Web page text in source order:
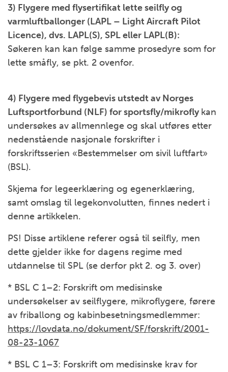
3) Flygere med flysertifikat lette seilfly og
varmluftballonger (LAPL – Light Aircraft Pilot
Licence), dvs. LAPL(S), SPL eller LAPL(B):
Søkeren kan kan følge samme prosedyre som for
lette småfly, se pkt. 2 ovenfor.
4) Flygere med flygebevis utstedt av Norges
Luftsportforbund (NLF) for sportsfly/mikroflykan
undersøkes av allmennlege og skal utføres etter
nedenstående nasjonale forskrifter i
forskriftsserien «Bestemmelser om sivil luftfart»
(BSL).
Skjema for legeerklæring og egenerklæring,
samt omslag til legekonvolutten, finnes nedert i
denne artikkelen.
PS! Disse artiklene referer også til seilfly, men
dette gjelder ikke for dagens regime med
utdannelse til SPL (se derfor pkt 2. og 3. over)
* BSL C 1–2: Forskrift om medisinske
undersøkelser av seilflygere, mikroflygere, førere
av friballong og kabinbesetningsmedlemmer:
https://lovdata.no/dokument/SF/forskrift/2001-
08-23-1067
* BSL C 1–3: Forskrift om medisinske krav for